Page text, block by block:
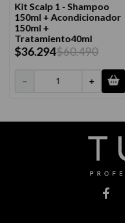
Kit Scalp 1 - Shampoo
150ml + Acondicionador
150ml +
Tratamiento40ml
$36.294$60.490
＋
－